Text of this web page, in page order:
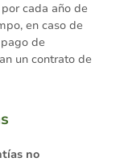
cada año de
en caso de
de
un contrato de
no